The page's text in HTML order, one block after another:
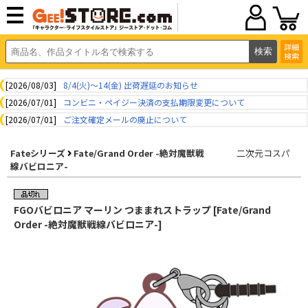
詳細
検索
[2026/08/03]
8/4(火)～14(金) 出荷遅延のお知らせ
[2026/07/01]
コンビニ・ペイジー決済の支払期限変更について
[2026/07/01]
ご注文確定メールの廃止について
Fateシリーズ
Fate/Grand Order -絶対魔獣戦
線バビロニア-
二次元コスパ
FGOバビロニア マーリン つままれストラップ [Fate/Grand
Order -絶対魔獣戦線バビロニア-]